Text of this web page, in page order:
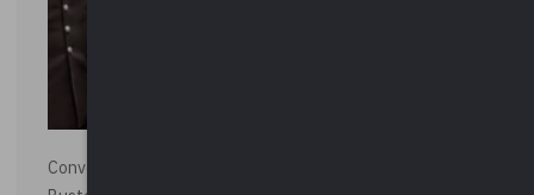
Convegno “La Polizia Locale per la sicurezza della città”,